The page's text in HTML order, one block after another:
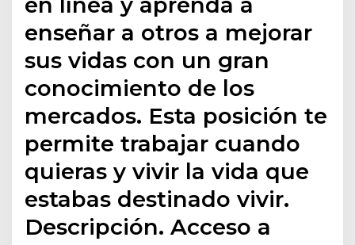
enseñar a otros a mejorar
sus vidas con un gran
conocimiento de los
mercados. Esta posición te
permite trabajar cuando
quieras y vivir la vida que
estabas destinado vivir.
Descripción. Acceso a